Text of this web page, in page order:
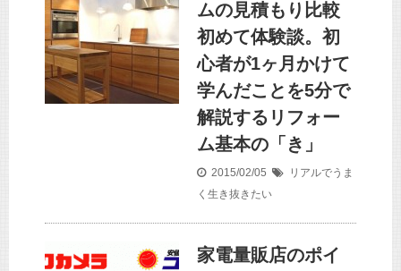
ムの見積もり比較
初めて体験談。初
心者が1ヶ月かけて
学んだことを5分で
解説するリフォー
ム基本の「き」
2015/02/05
リアルでうま
く生き抜きたい
家電量販店のポイ